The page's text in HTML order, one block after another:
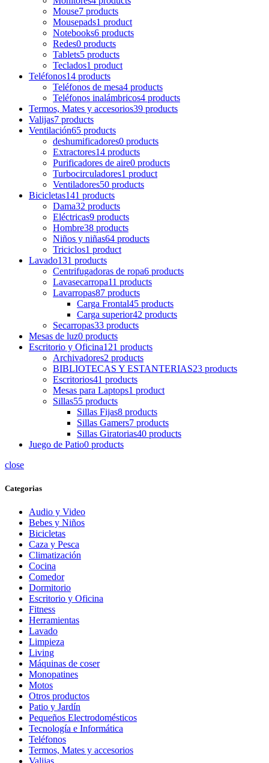
Mouse7 products
Mousepads1 product
Notebooks6 products
Redes0 products
Tablets5 products
Teclados1 product
Teléfonos14 products
Teléfonos de mesa4 products
Teléfonos inalámbricos4 products
Termos, Mates y accesorios39 products
Valijas7 products
Ventilación65 products
deshumificadores0 products
Extractores14 products
Purificadores de aire0 products
Turbocirculadores1 product
Ventiladores50 products
Bicicletas141 products
Dama32 products
Eléctricas9 products
Hombre38 products
Niños y niñas64 products
Triciclos1 product
Lavado131 products
Centrifugadoras de ropa6 products
Lavasecarropa11 products
Lavarropas87 products
Carga Frontal45 products
Carga superior42 products
Secarropas33 products
Mesas de luz0 products
Escritorio y Oficina121 products
Archivadores2 products
BIBLIOTECAS Y ESTANTERIAS23 products
Escritorios41 products
Mesas para Laptops1 product
Sillas55 products
Sillas Fijas8 products
Sillas Gamers7 products
Sillas Giratorias40 products
Juego de Patio0 products
close
Categorias
Audio y Video
Bebes y Niños
Bicicletas
Caza y Pesca
Climatización
Cocina
Comedor
Dormitorio
Escritorio y Oficina
Fitness
Herramientas
Lavado
Limpieza
Living
Máquinas de coser
Monopatines
Motos
Otros productos
Patio y Jardín
Pequeños Electrodomésticos
Tecnología e Informática
Teléfonos
Termos, Mates y accesorios